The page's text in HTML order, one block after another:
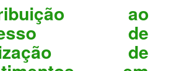
ao
de
de